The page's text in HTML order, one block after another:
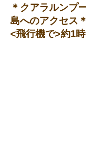
＊クアラルンプ
島へのアクセス＊
<飛行機で>約1時